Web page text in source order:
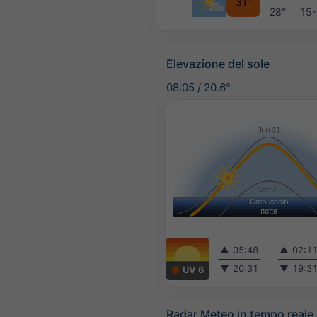
28°
Elevazione del sole
08:05 / 20.6°
UV 6
▲ 05:48
▼ 20:31
▲
▼
Radar Meteo in tempo